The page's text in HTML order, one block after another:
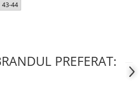
43-44
PREFERAT: